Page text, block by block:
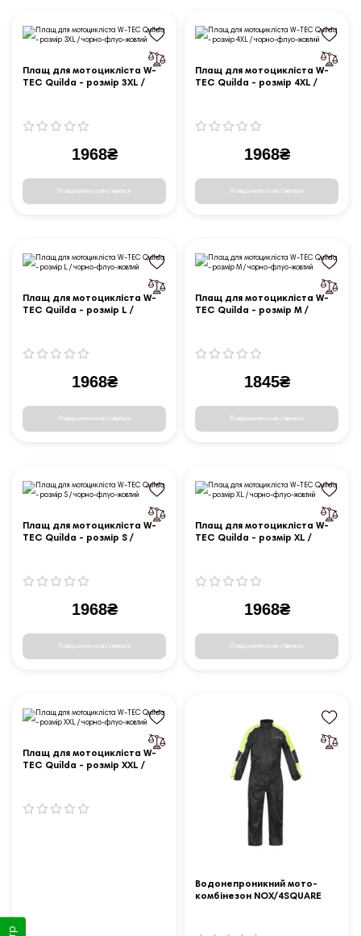
Плащ для мотоцикліста W-
TEC Quilda - розмір 3XL /
1968₴
Повідомити коли з'явиться
Плащ для мотоцикліста W-
TEC Quilda - розмір 4XL /
1968₴
Повідомити коли з'явиться
Плащ для мотоцикліста W-
TEC Quilda - розмір L /
1968₴
Повідомити коли з'явиться
Плащ для мотоцикліста W-
TEC Quilda - розмір M /
1845₴
Повідомити коли з'явиться
Плащ для мотоцикліста W-
TEC Quilda - розмір S /
1968₴
Повідомити коли з'явиться
Плащ для мотоцикліста W-
TEC Quilda - розмір XL /
1968₴
Повідомити коли з'явиться
Плащ для мотоцикліста W-
TEC Quilda - розмір XXL /
Водонепроникний мото-
комбінезон NOX/4SQUARE